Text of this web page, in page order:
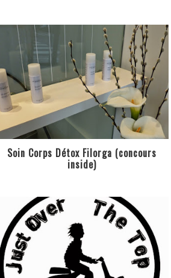
Soin Corps Détox Filorga (concours
inside)